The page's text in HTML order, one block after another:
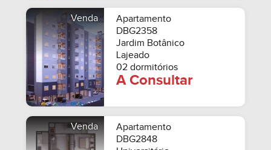
Venda
Apartamento
DBG2358
Jardim Botânico
Lajeado
02 dormitórios
A Consultar
Venda
Apartamento
DBG2848